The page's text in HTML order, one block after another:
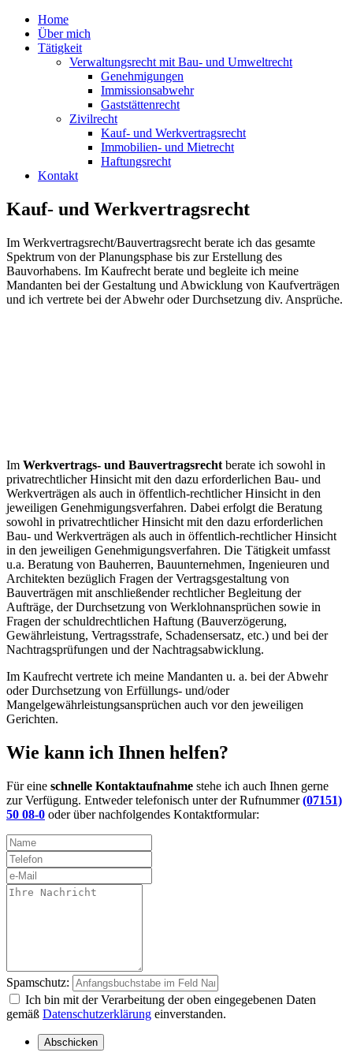
Home
Über mich
Tätigkeit
Verwaltungsrecht mit Bau- und Umweltrecht
Genehmigungen
Immissionsabwehr
Gaststättenrecht
Zivilrecht
Kauf- und Werkvertragsrecht
Immobilien- und Mietrecht
Haftungsrecht
Kontakt
Kauf- und Werkvertragsrecht
Im Werkvertragsrecht/Bauvertragsrecht berate ich das gesamte
Spektrum von der Planungsphase bis zur Erstellung des
Bauvorhabens. Im Kaufrecht berate und begleite ich meine
Mandanten bei der Gestaltung und Abwicklung von Kaufverträgen
und ich vertrete bei der Abwehr oder Durchsetzung div. Ansprüche.
Im Werkvertrags- und Bauvertragsrecht berate ich sowohl in
privatrechtlicher Hinsicht mit den dazu erforderlichen Bau- und
Werkverträgen als auch in öffentlich-rechtlicher Hinsicht in den
jeweiligen Genehmigungsverfahren. Dabei erfolgt die Beratung
sowohl in privatrechtlicher Hinsicht mit den dazu erforderlichen
Bau- und Werkverträgen als auch in öffentlich-rechtlicher Hinsicht
in den jeweiligen Genehmigungsverfahren. Die Tätigkeit umfasst
u.a. Beratung von Bauherren, Bauunternehmen, Ingenieuren und
Architekten bezüglich Fragen der Vertragsgestaltung von
Bauverträgen mit anschließender rechtlicher Begleitung der
Aufträge, der Durchsetzung von Werklohnansprüchen sowie in
Fragen der schuldrechtlichen Haftung (Bauverzögerung,
Gewährleistung, Vertragsstrafe, Schadensersatz, etc.) und bei der
Nachtragsprüfungen und der Nachtragsabwicklung.
Im Kaufrecht vertrete ich meine Mandanten u. a. bei der Abwehr
oder Durchsetzung von Erfüllungs- und/oder
Mangelgewährleistungsansprüchen auch vor den jeweiligen
Gerichten.
Wie kann ich Ihnen helfen?
Für eine schnelle Kontaktaufnahme stehe ich auch Ihnen gerne
zur Verfügung. Entweder telefonisch unter der Rufnummer(07151)
50 08-0 oder über nachfolgendes Kontaktformular:
Spamschutz:
Ich bin mit der Verarbeitung der oben eingegebenen Daten
gemäß Datenschutzerklärung einverstanden.